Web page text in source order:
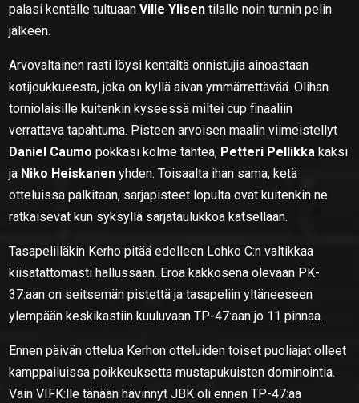
palasi kentälle tultuaanVille Ylisentilalle noin tunnin pelin
jälkeen.
Arvovaltainen raati löysi kentältä onnistujia ainoastaan
kotijoukkueesta, joka on kyllä aivan ymmärrettävää. Olihan
torniolaisille kuitenkin kyseessä miltei cup finaaliin
verrattava tapahtuma. Pisteen arvoisen maalin viimeistellyt
Daniel Caumo pokkasi kolme tähteä, Petteri Pellikka kaksi
ja Niko Heiskanen yhden. Toisaalta ihan sama, ketä
otteluissa palkitaan, sarjapisteet lopulta ovat kuitenkin ne
ratkaisevat kun syksyllä sarjataulukkoa katsellaan.
Tasapelilläkin Kerho pitää edelleen Lohko C:n valtikkaa
kiisatattomasti hallussaan. Eroa kakkosena olevaan PK-
37:aan on seitsemän pistettä ja tasapeliin yltäneeseen
ylempään keskikastiin kuuluvaan TP-47:aan jo 11 pinnaa.
Ennen päivän ottelua Kerhon otteluiden toiset puoliajat olleet
kamppailuissa poikkeuksetta mustapukuisten dominointia.
Vain VIFK:lle tänään hävinnyt JBK oli ennen TP-47:aa